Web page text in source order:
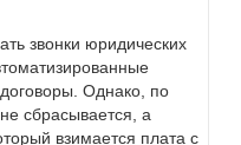
звонки юридических
Однако, по
сбрасывается, а
взимается плата с